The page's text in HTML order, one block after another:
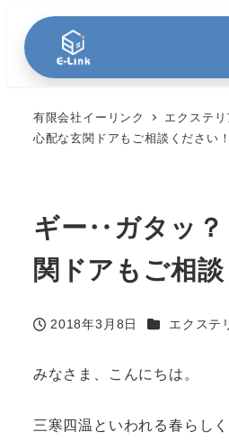
有限会社イーリンク エクステリ
心配な玄関ドアもご相談ください！
ギー‥ガタッ？
関ドアもご相談
投稿日
2018年3月8日 カテゴリー
エクステ
みなさま、こんにちは。
三寒四温といわれる春らし